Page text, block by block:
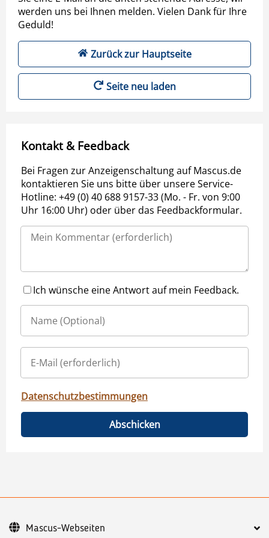
werden uns bei Ihnen melden. Vielen Dank für Ihre
Geduld!
Zurück zur Hauptseite
Seite neu laden
Kontakt & Feedback
Bei Fragen zur Anzeigenschaltung auf Mascus.de
kontaktieren Sie uns bitte über unsere Service-
Hotline: +49 (0) 40 688 9157-33 (Mo. - Fr. von 9:00
Uhr 16:00 Uhr) oder über das Feedbackformular.
Ich wünsche eine Antwort auf mein Feedback.
Datenschutzbestimmungen
Abschicken
Mascus-Webseiten